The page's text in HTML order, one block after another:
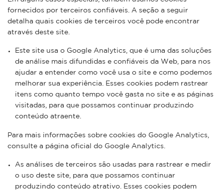
fornecidos por terceiros confiáveis. A seção a seguir
detalha quais cookies de terceiros você pode encontrar
através deste site.
Este site usa o Google Analytics, que é uma das soluções
de análise mais difundidas e confiáveis ​​da Web, para nos
ajudar a entender como você usa o site e como podemos
melhorar sua experiência. Esses cookies podem rastrear
itens como quanto tempo você gasta no site e as páginas
visitadas, para que possamos continuar produzindo
conteúdo atraente.
Para mais informações sobre cookies do Google Analytics,
consulte a página oficial do Google Analytics.
As análises de terceiros são usadas para rastrear e medir
o uso deste site, para que possamos continuar
produzindo conteúdo atrativo. Esses cookies podem